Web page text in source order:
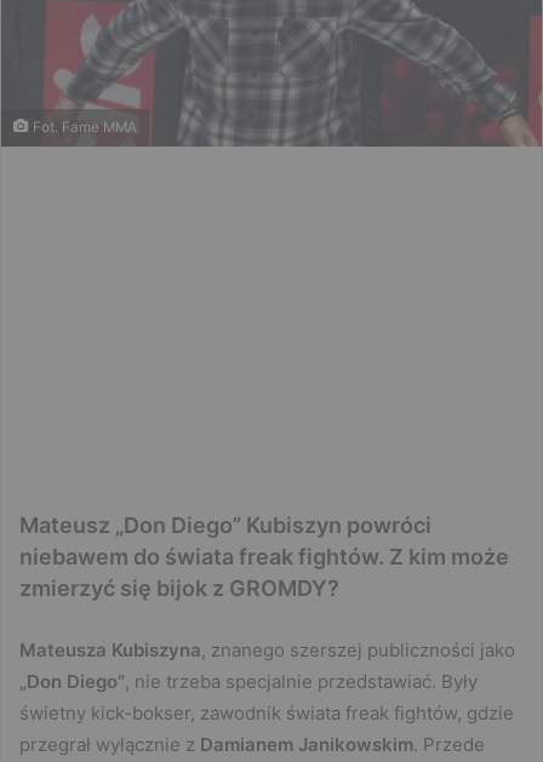
Fot. Fame MMA
Mateusz „Don Diego” Kubiszyn powróci
niebawem do świata freak fightów. Z kim może
zmierzyć się bijok z GROMDY?
Mateusza Kubiszyna, znanego szerszej publiczności jako
„Don Diego”, nie trzeba specjalnie przedstawiać. Były
świetny kick-bokser, zawodnik świata freak fightów, gdzie
przegrał wyłącznie z Damianem Janikowskim. Przede